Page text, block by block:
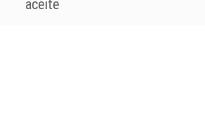
Cascos
aceite